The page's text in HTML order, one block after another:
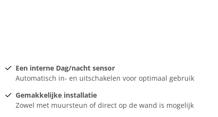
Een interne Dag/nacht sensor
Automatisch in- en uitschakelen voor optimaal gebruik
Gemakkelijke installatie
Zowel met muursteun of direct op de wand is mogelijk